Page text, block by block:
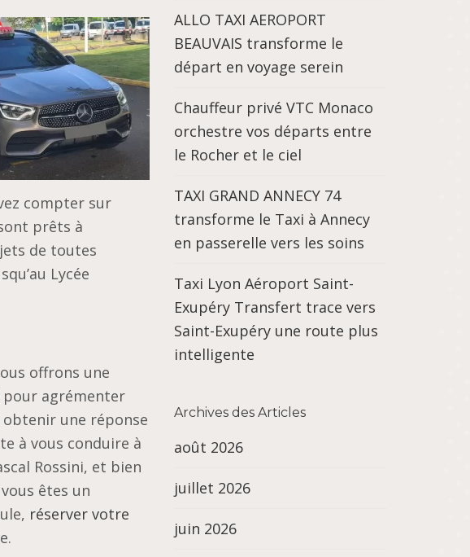
compter sur
prêts à
de toutes
Lycée
offrons une
pour agrémenter
une réponse
à vous conduire à
Rossini, et bien
êtes un
réserver votre
ALLO TAXI AEROPORT
BEAUVAIS transforme le
départ en voyage serein
Chauffeur privé VTC Monaco
orchestre vos départs entre
le Rocher et le ciel
TAXI GRAND ANNECY 74
transforme le Taxi à Annecy
en passerelle vers les soins
Taxi Lyon Aéroport Saint-
Exupéry Transfert trace vers
Saint-Exupéry une route plus
intelligente
Archives des Articles
août 2026
juillet 2026
juin 2026